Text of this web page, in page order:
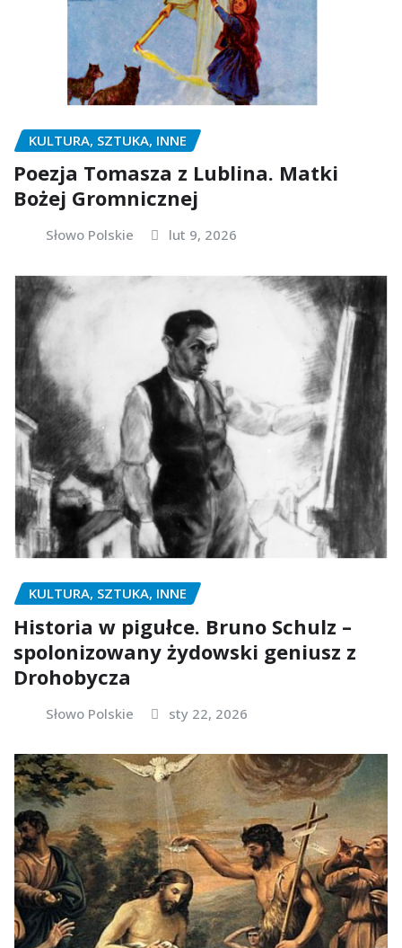
KULTURA, SZTUKA, INNE
Poezja Tomasza z Lublina. Matki
Bożej Gromnicznej
Słowo Polskie lut 9, 2026
KULTURA, SZTUKA, INNE
Historia w pigułce. Bruno Schulz –
spolonizowany żydowski geniusz z
Drohobycza
Słowo Polskie sty 22, 2026